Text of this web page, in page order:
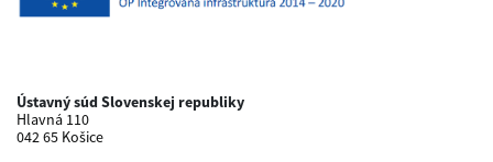
Ústavný súd Slovenskej republiky
Hlavná 110
042 65 Košice